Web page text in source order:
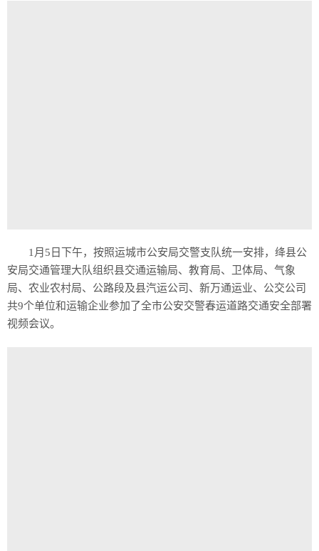
1月5日下午，按照运城市公安局交警支队统一安排，绛县公
安局交通管理大队组织县交通运输局、教育局、卫体局、气象
局、农业农村局、公路段及县汽运公司、新万通运业、公交公司
共9个单位和运输企业参加了全市公安交警春运道路交通安全部署
视频会议。